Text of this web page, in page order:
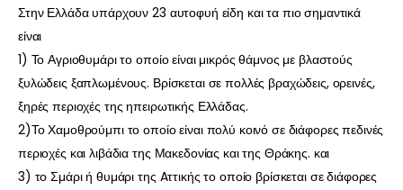
Στην Ελλάδα υπάρχουν 23 αυτοφυή είδη και τα πιο σημαντικά
είναι
1) Το Αγριοθυμάρι το οποίο είναι μικρός θάμνος με βλαστούς
ξυλώδεις ξαπλωμένους. Βρίσκεται σε πολλές βραχώδεις, ορεινές,
ξηρές περιοχές της ηπειρωτικής Ελλάδας.
2)Το Χαμοθρούμπι το οποίο είναι πολύ κοινό σε διάφορες πεδινές
περιοχές και λιβάδια της Μακεδονίας και της Θράκης. και
3) το Σμάρι ή θυμάρι της Aττικής το οποίο βρίσκεται σε διάφορες